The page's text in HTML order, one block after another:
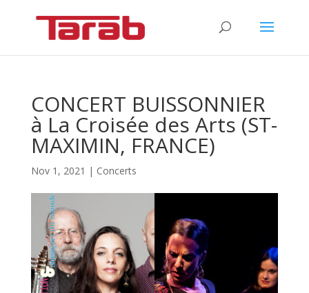
CONCERT BUISSONNIER
à La Croisée des Arts (ST-
MAXIMIN, FRANCE)
Nov 1, 2021 | Concerts